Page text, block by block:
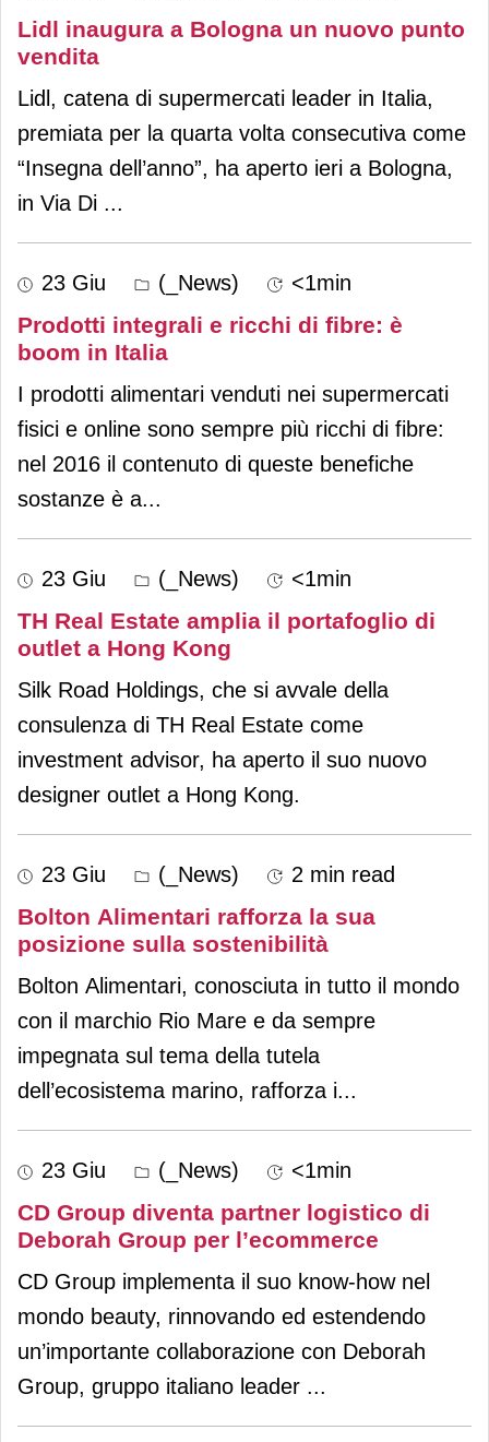
Lidl inaugura a Bologna un nuovo punto
vendita
Lidl, catena di supermercati leader in Italia,
premiata per la quarta volta consecutiva come
“Insegna dell’anno”, ha aperto ieri a Bologna,
in Via Di ...
23 Giu (_News) <1min
Prodotti integrali e ricchi di fibre: è
boom in Italia
I prodotti alimentari venduti nei supermercati
fisici e online sono sempre più ricchi di fibre:
nel 2016 il contenuto di queste benefiche
sostanze è a...
23 Giu (_News) <1min
TH Real Estate amplia il portafoglio di
outlet a Hong Kong
Silk Road Holdings, che si avvale della
consulenza di TH Real Estate come
investment advisor, ha aperto il suo nuovo
designer outlet a Hong Kong.
23 Giu (_News) 2 min read
Bolton Alimentari rafforza la sua
posizione sulla sostenibilità
Bolton Alimentari, conosciuta in tutto il mondo
con il marchio Rio Mare e da sempre
impegnata sul tema della tutela
dell’ecosistema marino, rafforza i...
23 Giu (_News) <1min
CD Group diventa partner logistico di
Deborah Group per l’ecommerce
CD Group implementa il suo know-how nel
mondo beauty, rinnovando ed estendendo
un’importante collaborazione con Deborah
Group, gruppo italiano leader ...